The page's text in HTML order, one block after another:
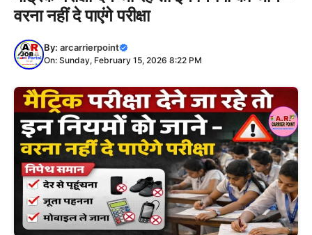
वरना नहीं दे पाएंगे परीक्षा
By: arcarrierpoint
On: Sunday, February 15, 2026 8:22 PM